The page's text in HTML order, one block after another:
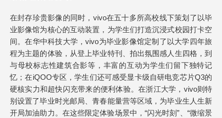
在封存珍贵影像的同时，vivo在五十多所高校线下策划了以毕
业影像馆为核心的互动装置，为学生们打造沉浸式校园打卡空
间。在华中科技大学，vivo为毕业影像馆定制了以大学四年旅
程为主题的体验，从登上毕业特刊、拍出氛围感人生四格，到
与母校标志性建筑合影等，丰富的互动为学生们留下独特记
忆；在iQOO专区，学生们还可感受显卡级自研电竞芯片Q3的
硬核实力和超快闪充带来的便利体验。在浙江大学，vivo则特
别设置了毕业时光邮局、青春能量营等区域，为毕业生人生新
开局加油助力。在这些限定体验场景中，“闪光时刻”、“微缩景